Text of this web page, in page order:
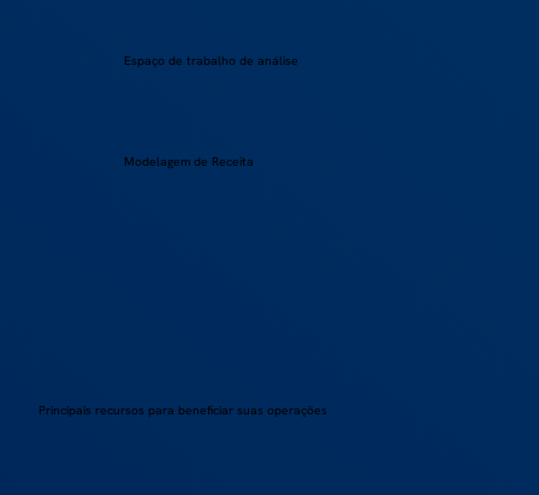
Espaço de trabalho de análise
Modelagem de Receita
Principais recursos para beneficiar suas operações